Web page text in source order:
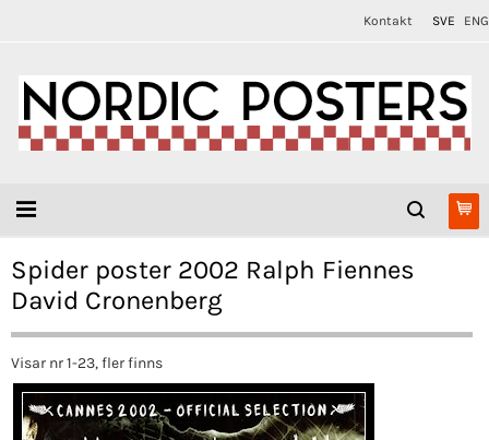
Kontakt SVE ENG
Spider poster 2002 Ralph Fiennes
David Cronenberg
Visar nr 1-23, fler finns